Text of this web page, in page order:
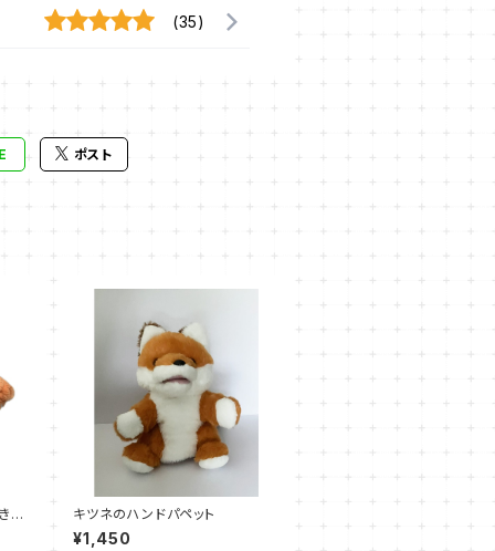
(35)
ポスト
き キツネのハンドパペット
¥1,450